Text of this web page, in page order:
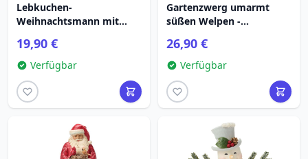
Lebkuchen-
Weihnachtsmann mit
ml – Heartwood Creek
19,90 €
Verfügbar
Gartenzwerg umarmt
süßen Welpen -
26,90 €
Verfügbar